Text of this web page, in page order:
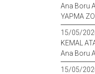
Ana Boru
YAPMA
15/05/
KEMAL
Ana Boru
15/05/